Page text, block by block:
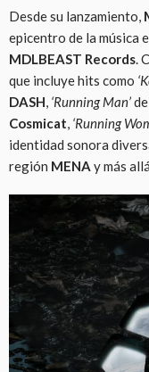
Desde su lanzamiento,
epicentro de la música
MDLBEAST Records.
que incluye hits como
DASH, ‘Running Man’
Cosmicat, ‘Running
identidad sonora
región MENA y más